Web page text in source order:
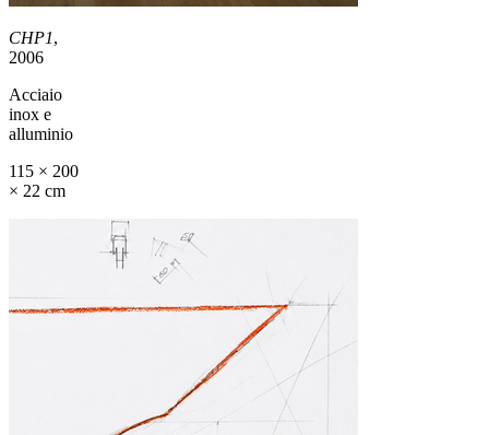
CHP1,
2006
Acciaio
inox e
alluminio
115 × 200
× 22 cm